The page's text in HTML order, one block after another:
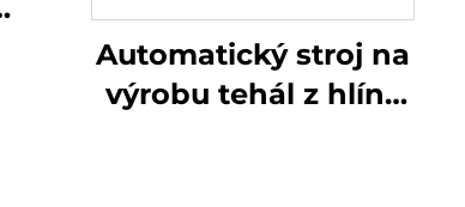
Automatický stroj na
výrobu tehál z hlíny